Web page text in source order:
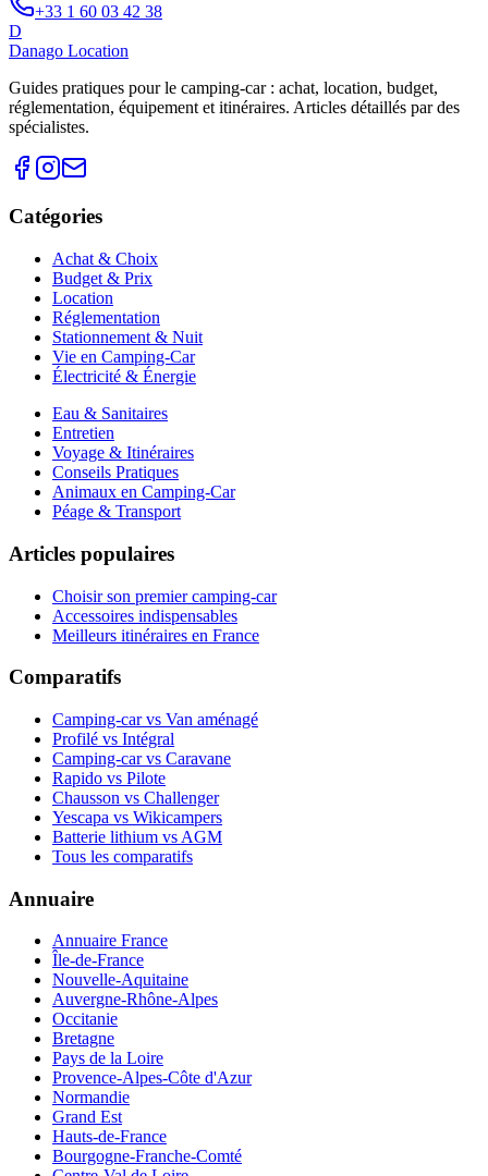
+33 1 60 03 42 38
D
Danago Location
Guides pratiques pour le camping-car : achat, location, budget,
réglementation, équipement et itinéraires. Articles détaillés par des
spécialistes.
Catégories
Achat & Choix
Budget & Prix
Location
Réglementation
Stationnement & Nuit
Vie en Camping-Car
Électricité & Énergie
Eau & Sanitaires
Entretien
Voyage & Itinéraires
Conseils Pratiques
Animaux en Camping-Car
Péage & Transport
Articles populaires
Choisir son premier camping-car
Accessoires indispensables
Meilleurs itinéraires en France
Comparatifs
Camping-car vs Van aménagé
Profilé vs Intégral
Camping-car vs Caravane
Rapido vs Pilote
Chausson vs Challenger
Yescapa vs Wikicampers
Batterie lithium vs AGM
Tous les comparatifs
Annuaire
Annuaire France
Île-de-France
Nouvelle-Aquitaine
Auvergne-Rhône-Alpes
Occitanie
Bretagne
Pays de la Loire
Provence-Alpes-Côte d'Azur
Normandie
Grand Est
Hauts-de-France
Bourgogne-Franche-Comté